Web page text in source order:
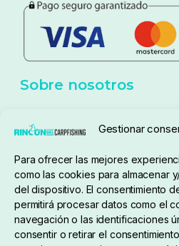
Gestionar
Para ofrecer las mejores
como las cookies para almacenar
del dispositivo. El consentimiento
permitirá procesar datos como el
navegación o las identificaciones
consentir o retirar el
Política de privacidad
Aviso Legal